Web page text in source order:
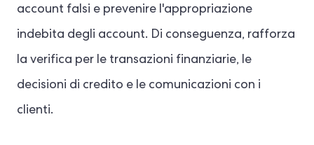
account falsi e prevenire l'appropriazione
indebita degli account. Di conseguenza, rafforza
la verifica per le transazioni finanziarie, le
decisioni di credito e le comunicazioni con i
clienti.